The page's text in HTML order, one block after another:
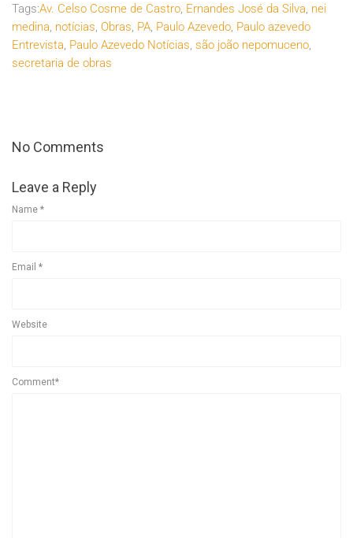
Tags:Av. Celso Cosme de Castro, Ernandes José da Silva, nei
medina, notícias, Obras, PA, Paulo Azevedo, Paulo azevedo
Entrevista, Paulo Azevedo Notícias, são joão nepomuceno,
secretaria de obras
No Comments
Leave a Reply
Name *
Email *
Website
Comment*